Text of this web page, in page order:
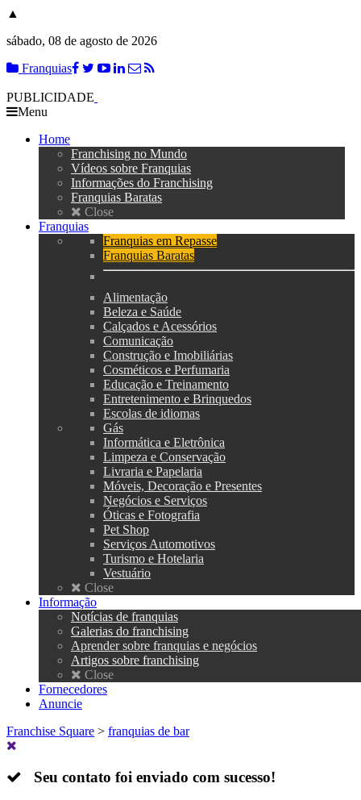
▲
sábado, 08 de agosto de 2026
Franquias
PUBLICIDADE
Menu
Home
Franchising no Mundo
Vídeos sobre Franquias
Informações do Franchising
Franquias Baratas
Close
Franquias
Franquias em Repasse
Franquias Baratas
Alimentação
Beleza e Saúde
Calçados e Acessórios
Comunicação
Construção e Imobiliárias
Cosméticos e Perfumaria
Educação e Treinamento
Entretenimento e Brinquedos
Escolas de idiomas
Gás
Informática e Eletrônica
Limpeza e Conservação
Livraria e Papelaria
Móveis, Decoração e Presentes
Negócios e Serviços
Óticas e Fotografia
Pet Shop
Serviços Automotivos
Turismo e Hotelaria
Vestuário
Close
Informação
Notícias de franquias
Galerias do franchising
Aprender sobre franquias e negócios
Artigos sobre franchising
Close
Fornecedores
Anuncie
Franchise Square > franquias de bar
Seu contato foi enviado com sucesso!